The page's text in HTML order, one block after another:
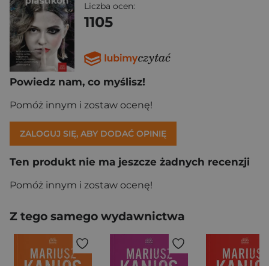
Liczba ocen:
1105
Powiedz nam, co myślisz!
Pomóż innym i zostaw ocenę!
ZALOGUJ SIĘ, ABY DODAĆ OPINIĘ
Ten produkt nie ma jeszcze żadnych recenzji
Pomóż innym i zostaw ocenę!
Z tego samego wydawnictwa